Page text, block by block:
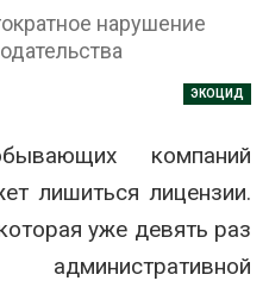
нарушение
ЭКОЦИД
компаний
лишиться лицензии.
уже девять раз